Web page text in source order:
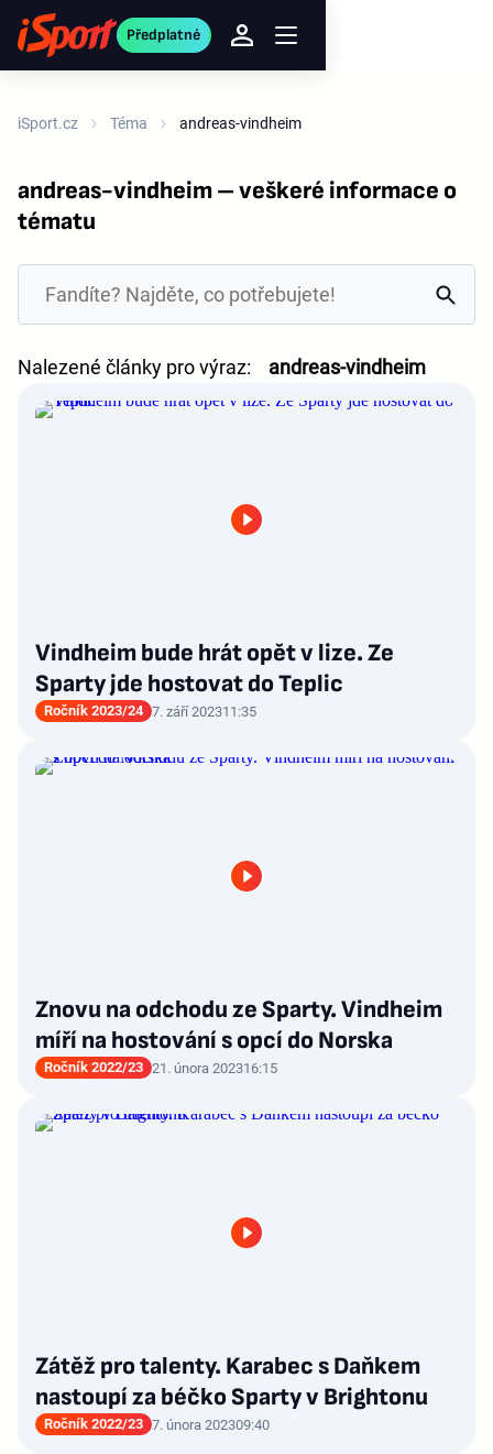
Předplatné
iSport.cz Téma andreas-vindheim
andreas-vindheim – veškeré informace o
tématu
Nalezené články pro výraz: andreas-vindheim
Vindheim bude hrát opět v lize. Ze
Sparty jde hostovat do Teplic
Ročník 2023/24 7. září 202311:35
Znovu na odchodu ze Sparty. Vindheim
míří na hostování s opcí do Norska
Ročník 2022/23 21. února 202316:15
Zátěž pro talenty. Karabec s Daňkem
nastoupí za béčko Sparty v Brightonu
Ročník 2022/23 7. února 202309:40